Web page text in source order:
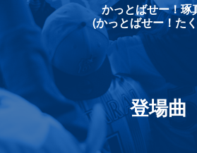
かっとばせー！琢
(かっとばせー！た
登場曲